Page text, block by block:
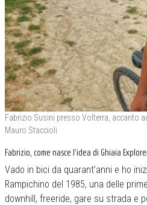
Fabrizio Susini presso Volterra, accanto
Mauro Staccioli
Fabrizio, come nasce l’idea di Ghiaia
Vado in bici da quarant’anni e ho
Rampichino del 1985, una delle
downhill, freeride, gare su strada e